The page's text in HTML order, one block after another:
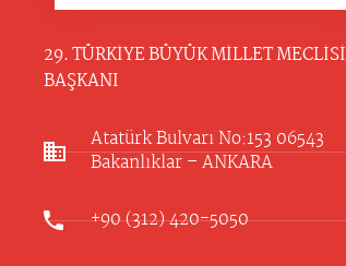
29. TÜRKİYE BÜYÜK MİLLET MECLİSİ
BAŞKANI
Atatürk Bulvarı No:153 06543
Bakanlıklar – ANKARA​
+90 (312) 420-5050